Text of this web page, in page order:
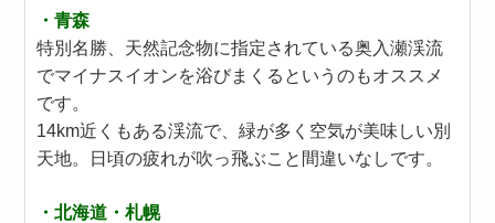
・青森
特別名勝、天然記念物に指定されている奥入瀬渓流
でマイナスイオンを浴びまくるというのもオススメ
です。
14km近くもある渓流で、緑が多く空気が美味しい別
天地。日頃の疲れが吹っ飛ぶこと間違いなしです。
・北海道・札幌